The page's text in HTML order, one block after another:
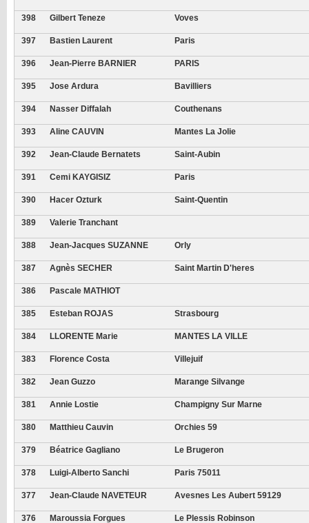
398 Gilbert Teneze Voves
397 Bastien Laurent Paris
396 Jean-Pierre BARNIER PARIS
395 Jose Ardura Bavilliers
394 Nasser Diffalah Couthenans
393 Aline CAUVIN Mantes La Jolie
392 Jean-Claude Bernatets Saint-Aubin
391 Cemi KAYGISIZ Paris
390 Hacer Ozturk Saint-Quentin
389 Valerie Tranchant
388 Jean-Jacques SUZANNE Orly
387 Agnès SECHER Saint Martin D'heres
386 Pascale MATHIOT
385 Esteban ROJAS Strasbourg
384 LLORENTE Marie MANTES LA VILLE
383 Florence Costa Villejuif
382 Jean Guzzo Marange Silvange
381 Annie Lostie Champigny Sur Marne
380 Matthieu Cauvin Orchies 59
379 Béatrice Gagliano Le Brugeron
378 Luigi-Alberto Sanchi Paris 75011
377 Jean-Claude NAVETEUR Avesnes Les Aubert 59129
376 Maroussia Forgues Le Plessis Robinson